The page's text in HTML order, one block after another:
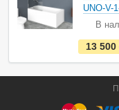
UNO-V-
В
13 500